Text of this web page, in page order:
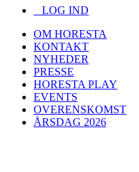
LOG IND
OM HORESTA
KONTAKT
NYHEDER
PRESSE
HORESTA PLAY
EVENTS
OVERENSKOMST
ÅRSDAG 2026